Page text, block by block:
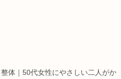
体｜50代女性にやさしい二人がか